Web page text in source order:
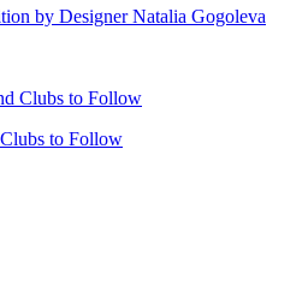
by Designer Natalia Gogoleva
to Follow